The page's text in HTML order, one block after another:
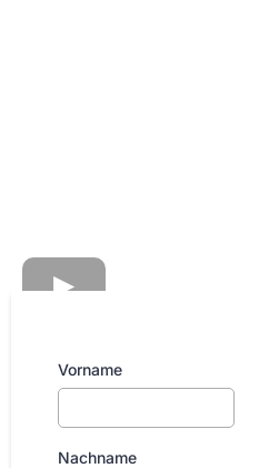
Vorname
Nachname